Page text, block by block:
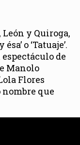
y Quiroga,
o ‘Tatuaje’.
de
Manolo
Flores
que